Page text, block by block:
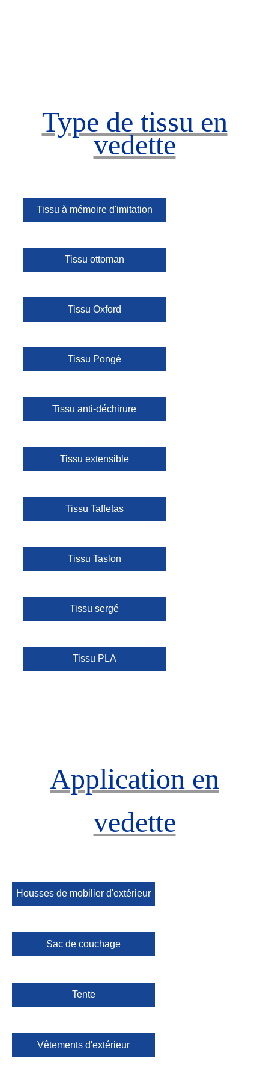
Type de tissu en
vedette
Tissu à mémoire d'imitation
Tissu ottoman
Tissu Oxford
Tissu Pongé
Tissu anti-déchirure
Tissu extensible
Tissu Taffetas
Tissu Taslon
Tissu sergé
Tissu PLA
Application en
vedette
Housses de mobilier d'extérieur
Sac de couchage
Tente
Vêtements d'extérieur